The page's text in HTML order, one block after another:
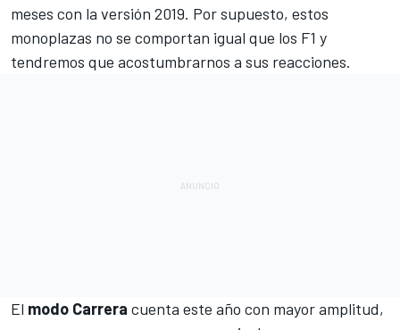
meses con la versión 2019. Por supuesto, estos
monoplazas no se comportan igual que los F1 y
tendremos que acostumbrarnos a sus reacciones.
El modo Carrera cuenta este año con mayor amplitud,